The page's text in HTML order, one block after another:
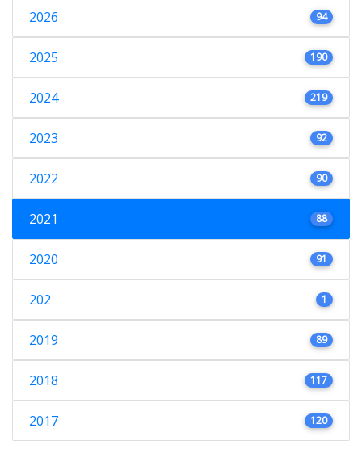
2026 94
2025 190
2024 219
2023 92
2022 90
2021 88
2020 91
202 1
2019 89
2018 117
2017 120